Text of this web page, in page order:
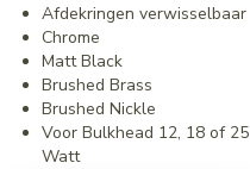
Afdekringen verwisselbaar
Chrome
Matt Black
Brushed Brass
Brushed Nickle
Voor Bulkhead 12, 18 of 25
Watt